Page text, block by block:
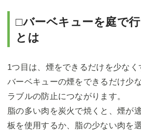
□バーベキューを庭で
とは
1つ目は、煙をできるだけを少なく
バーベキューの煙をできるだけ少
ラブルの防止につながります。
脂の多い肉を炭火で焼くと、煙が
板を使用するか、脂の少ない肉を